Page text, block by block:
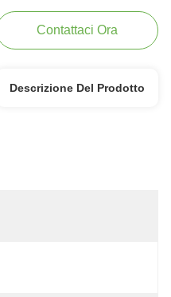
Contattaci Ora
Descrizione Del Prodotto